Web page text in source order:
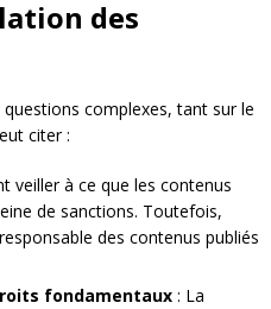
des
complexes, tant sur le
citer :
veiller à ce que les contenus
de sanctions. Toutefois,
des contenus publiés
fondamentaux : La